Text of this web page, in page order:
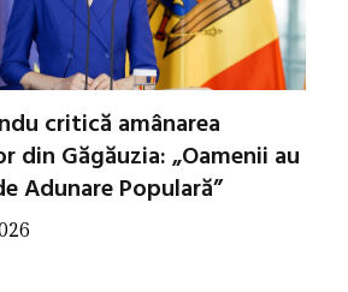
critică amânarea
din Găgăuzia: „Oamenii au
Adunare Populară”